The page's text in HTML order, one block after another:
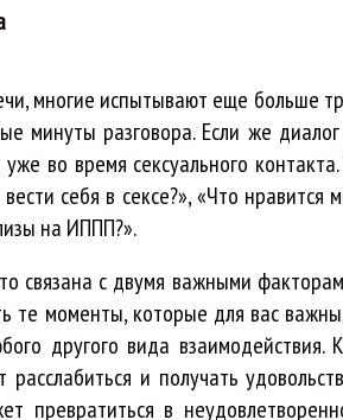
многие испытывают еще больше
минуты разговора. Если же
во время сексуального
себя в сексе?», «Что
на ИППП?».
связана с двумя важными
те моменты, которые для вас
другого вида
расслабиться и получать
превратиться в